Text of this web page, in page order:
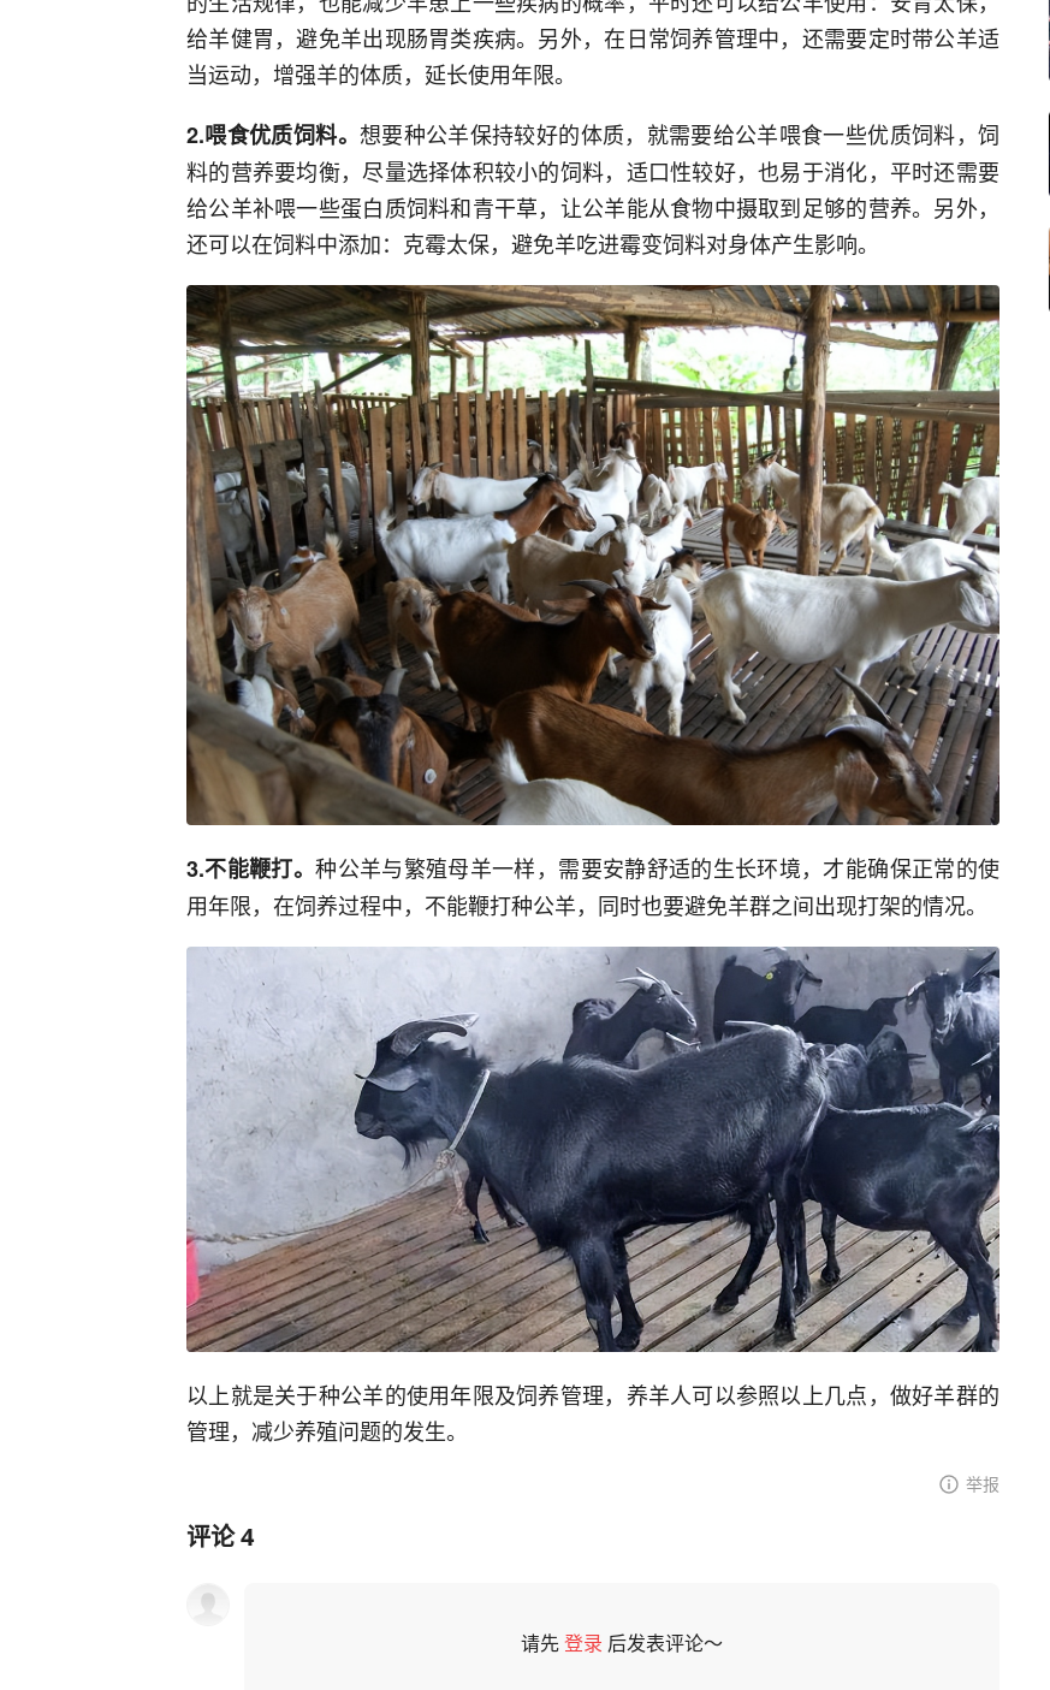
给羊健胃，避免羊出现肠胃类疾病。另外，在日常饲养管理中，还需要定时带公羊适
当运动，增强羊的体质，延长使用年限。
2.喂食优质饲料。 想要种公羊保持较好的体质，就需要给公羊喂食一些优质饲料，饲
料的营养要均衡，尽量选择体积较小的饲料，适口性较好，也易于消化，平时还需要
给公羊补喂一些蛋白质饲料和青干草，让公羊能从食物中摄取到足够的营养。另外，
还可以在饲料中添加：克霉太保，避免羊吃进霉变饲料对身体产生影响。
3.不能鞭打。种公羊与繁殖母羊一样，需要安静舒适的生长环境，才能确保正常的使
用年限，在饲养过程中，不能鞭打种公羊，同时也要避免羊群之间出现打架的情况。
以上就是关于种公羊的使用年限及饲养管理，养羊人可以参照以上几点，做好羊群的
管理，减少养殖问题的发生。
举报
评论4
请先登录 后发表评论～